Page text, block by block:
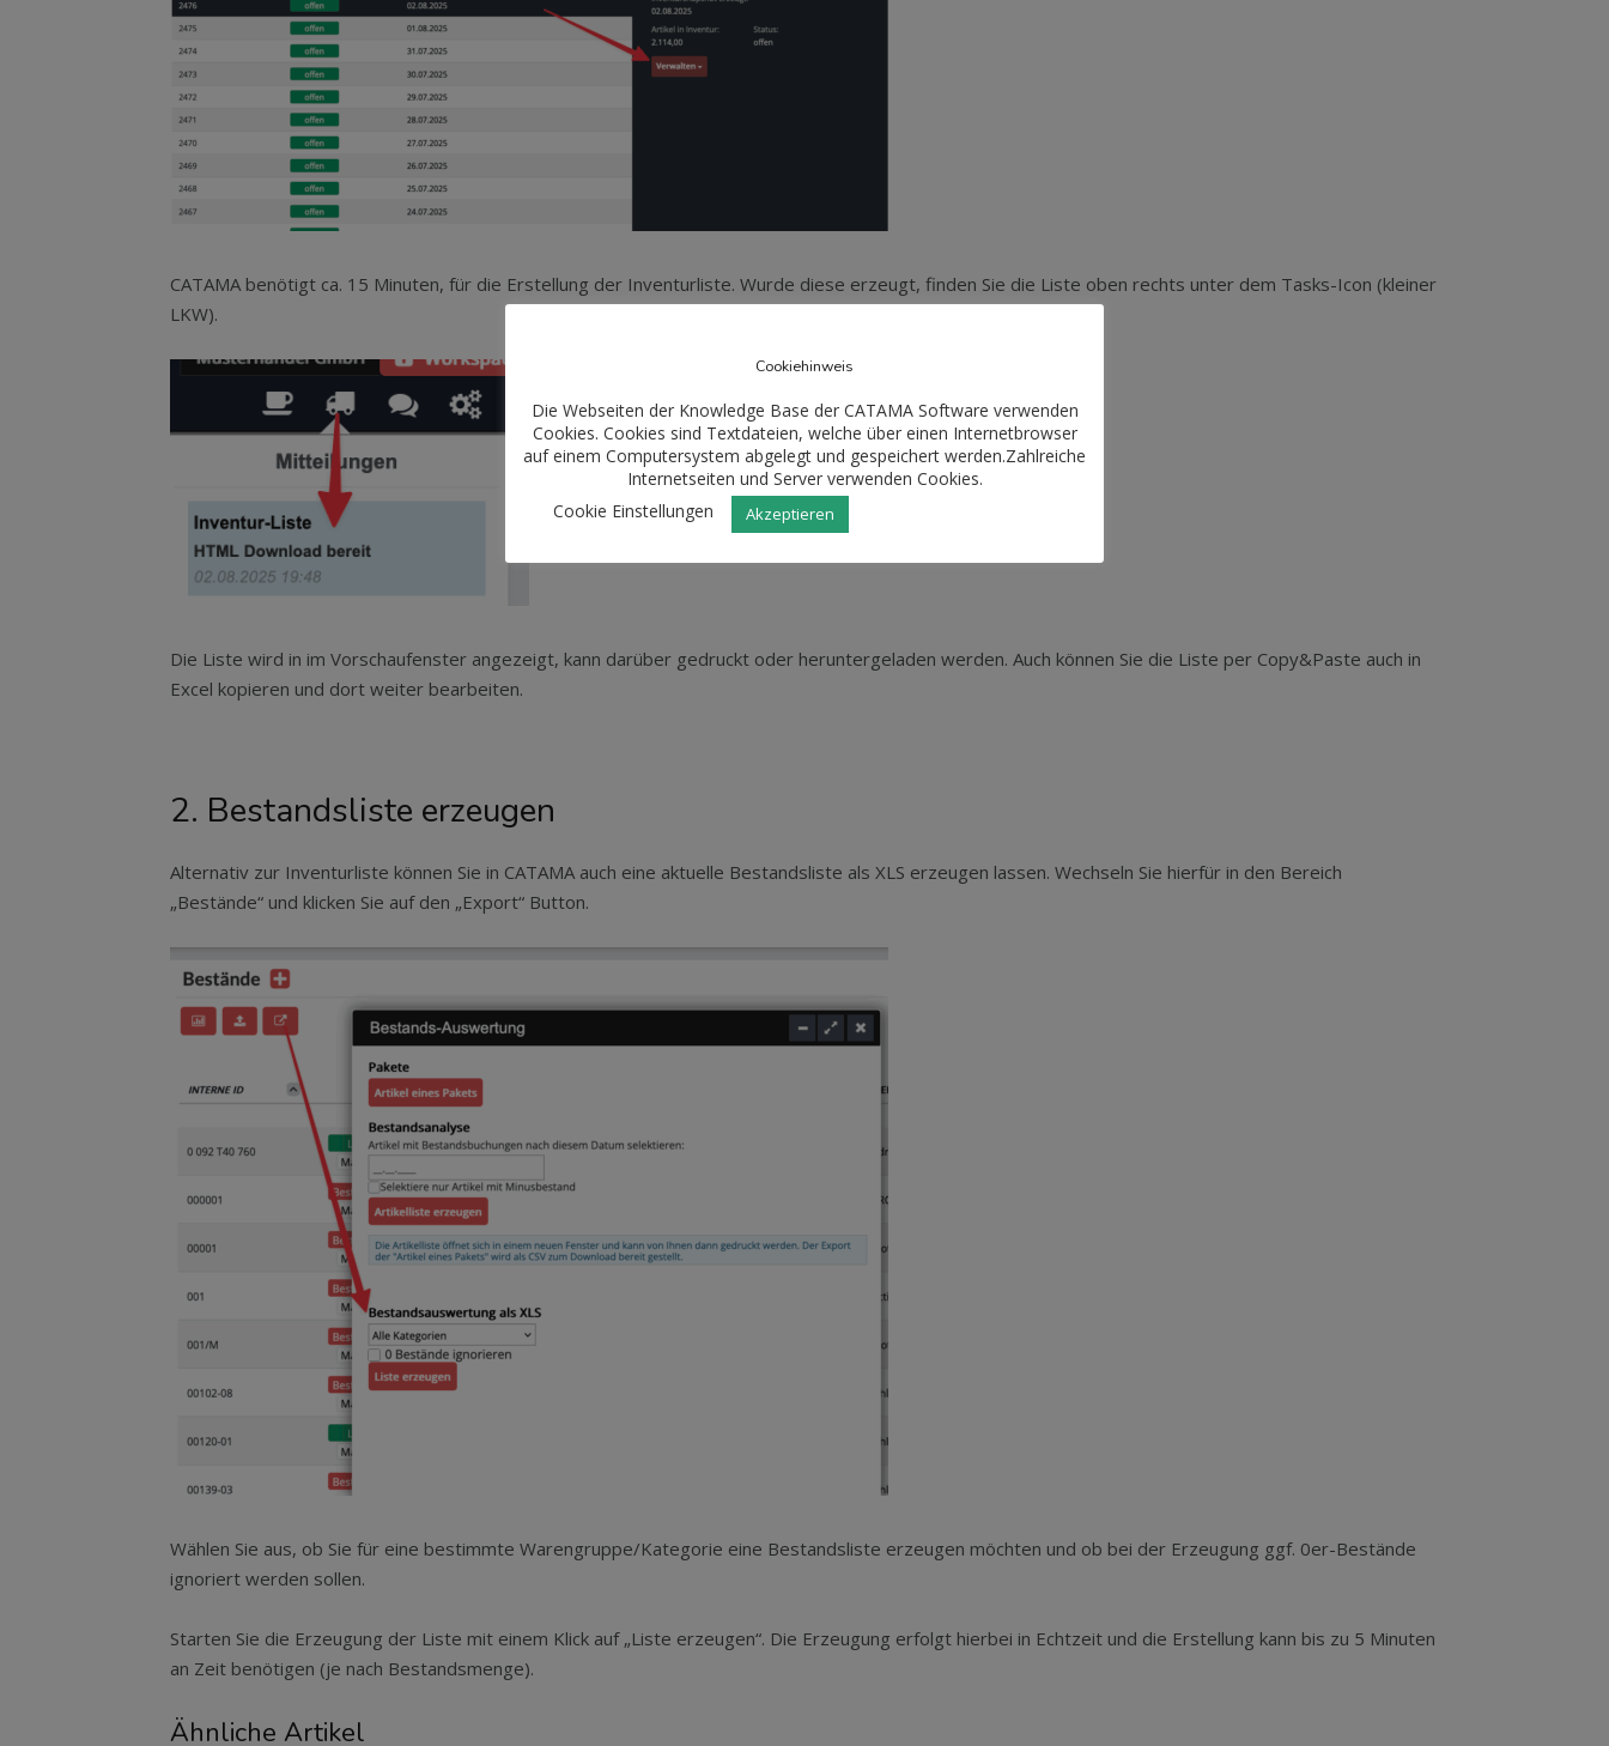
CATAMA benötigt ca. 15 Minuten, für die Erstellung der Inventurliste. Wurde diese erzeugt, finden Sie die Liste oben rechts unter dem Tasks-Icon (kleiner
LKW).
Die Liste wird in im Vorschaufenster angezeigt, kann darüber gedruckt oder heruntergeladen werden. Auch können Sie die Liste per Copy&Paste auch in
Excel kopieren und dort weiter bearbeiten.
2. Bestandsliste erzeugen
Alternativ zur Inventurliste können Sie in CATAMA auch eine aktuelle Bestandsliste als XLS erzeugen lassen. Wechseln Sie hierfür in den Bereich
„Bestände“ und klicken Sie auf den „Export“ Button.
Wählen Sie aus, ob Sie für eine bestimmte Warengruppe/Kategorie eine Bestandsliste erzeugen möchten und ob bei der Erzeugung ggf. 0er-Bestände
ignoriert werden sollen.
Starten Sie die Erzeugung der Liste mit einem Klick auf „Liste erzeugen“. Die Erzeugung erfolgt hierbei in Echtzeit und die Erstellung kann bis zu 5 Minuten
an Zeit benötigen (je nach Bestandsmenge).
Ähnliche Artikel
Cookiehinweis
Die Webseiten der Knowledge Base der CATAMA Software verwenden
Cookies. Cookies sind Textdateien, welche über einen Internetbrowser
auf einem Computersystem abgelegt und gespeichert werden.Zahlreiche
Internetseiten und Server verwenden Cookies.
Cookie Einstellungen
Akzeptieren